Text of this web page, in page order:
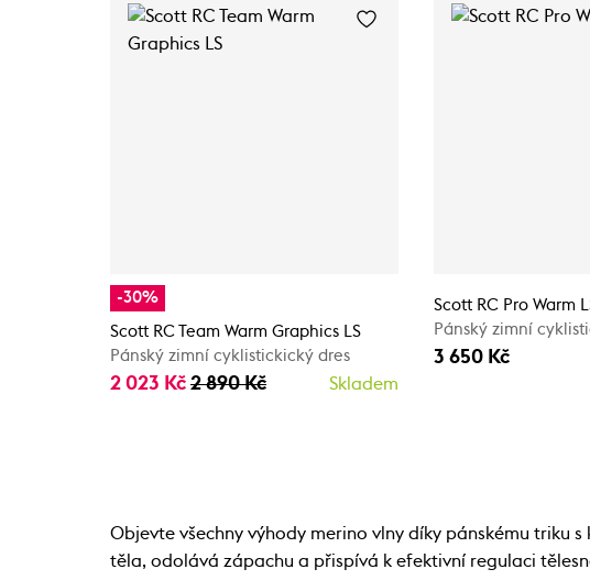
-30%
Scott RC Team Warm Graphics LS
Pánský zimní cyklistickický dres
2 023 Kč 2 890 Kč Skladem
Scott RC Pro Warm
Pánský zimní
3 650 Kč
Objevte všechny výhody merino vlny díky pánskému triku
těla, odolává zápachu a přispívá k efektivní regulaci